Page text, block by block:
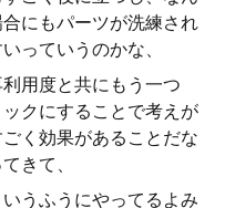
にもパーツが洗練され
っていうのかな、
用度と共にもう一つ
クにすることで考えが
く効果があることだな
きて、
うふうにやってるよみ